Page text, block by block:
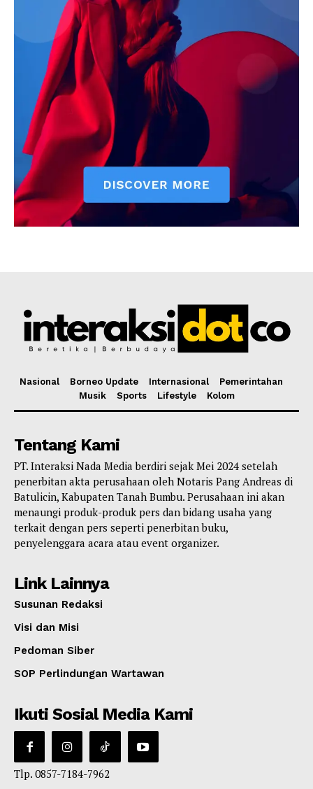
Nasional Borneo Update Internasional
Pemerintahan
Musik
Sports Lifestyle Kolom
Tentang Kami
PT. Interaksi Nada Media berdiri sejak Mei 2024 setelah
penerbitan akta perusahaan oleh Notaris Pang Andreas di
Batulicin, Kabupaten Tanah Bumbu. Perusahaan ini akan
menaungi produk-produk pers dan bidang usaha yang
terkait dengan pers seperti penerbitan buku,
penyelenggara acara atau event organizer.
Link Lainnya
Susunan Redaksi
Visi dan Misi
Pedoman Siber
SOP Perlindungan Wartawan
Ikuti Sosial Media Kami
Tlp. 0857-7184-7962